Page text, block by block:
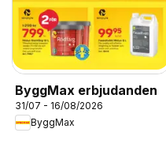
ByggMax erbjudanden
31/07 - 16/08/2026
ByggMax